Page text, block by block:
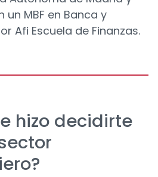
un MBF en Banca y
Afi Escuela de Finanzas.
hizo decidirte